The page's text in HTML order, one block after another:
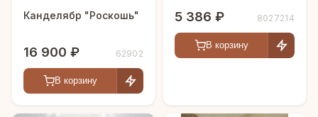
Канделябр "Роскошь"
16 900 ₽ 62902
В корзину
5 386 ₽ 8027214
В корзину